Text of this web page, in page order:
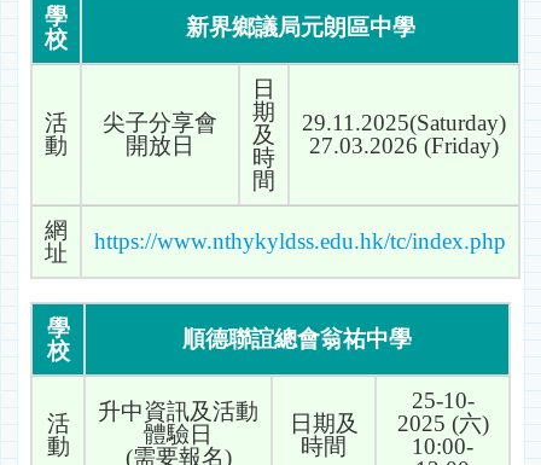
學
校
新界鄉議局元朗區中學
活
動
尖子分享會
開放日
日
期
及
時
間
29.11.2025(Saturday)
27.03.2026 (Friday)
網
址
https://www.nthykyldss.edu.hk/tc/index.php
學
校
順德聯誼總會翁祐中學
活
動
升中資訊及活動
體驗日
(需要報名)
日期及
時間
25-10-
2025 (六)
10:00-